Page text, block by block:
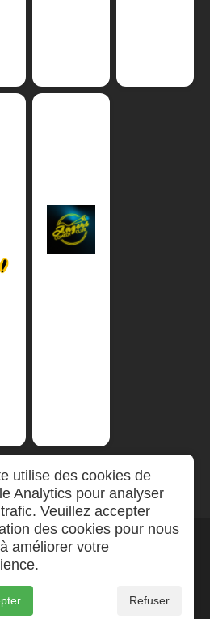
utilise des cookies de
Analytics pour analyser
Veuillez accepter
des cookies pour nous
améliorer votre
Refuser